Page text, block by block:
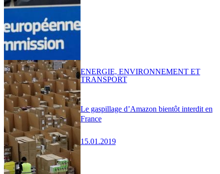
Le gaspillage d’Amazon bientôt interdit en
France
15.01.2019
ENERGIE, ENVIRONNEMENT ET
TRANSPORT